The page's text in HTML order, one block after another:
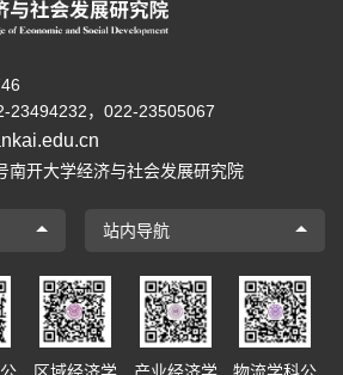
23494232， 022-23505067
南开大学经济与社会发展研究院
站内导航